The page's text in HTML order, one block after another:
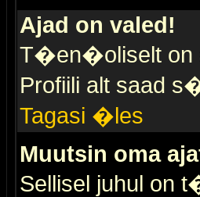
Ajad on valed!
T�en�oliselt on
Profiili alt saad
Tagasi �les
Muutsin oma
Sellisel juhul on